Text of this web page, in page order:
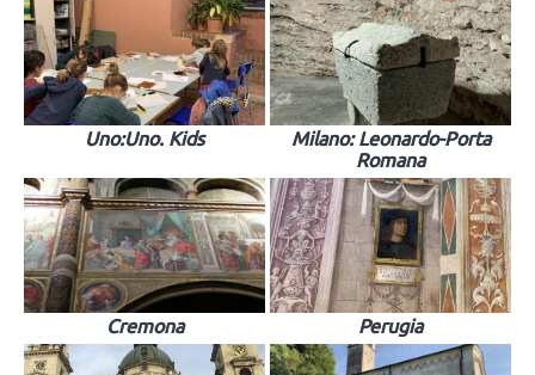
Uno:Uno. Kids
Milano: Leonardo-Porta
Romana
Cremona Perugia